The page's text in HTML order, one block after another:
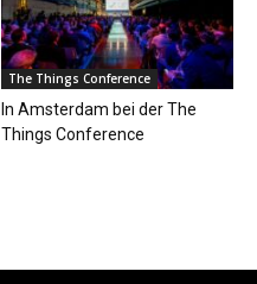
The Things Conference
In Amsterdam bei der The
Things Conference